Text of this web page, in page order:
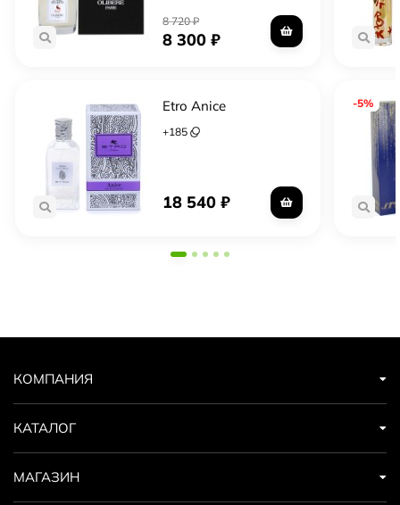
8 720₽
8 300₽
Etro Anice
+185
18 540₽
-5%
КОМПАНИЯ
КАТАЛОГ
МАГАЗИН